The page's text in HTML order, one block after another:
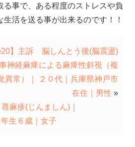
る事で、ある程度のストレスや負
活を送る事が出来るのです！！
】主訴 脳しんとう後(脳震盪)
神経麻痺による麻痺性斜視（複
異常）｜ ２０代｜兵庫県神戸市
在住｜男性 »
麻疹(じんましん)｜
生６歳｜女子